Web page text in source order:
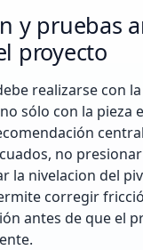
y pruebas
proyecto
realizarse con
sólo con la pieza
no
la nivelacion del
corregir
antes de que el